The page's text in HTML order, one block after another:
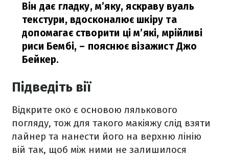
Він дає гладку, м’яку, яскраву вуаль
текстури, вдосконалює шкіру та
допомагає створити ці м’які, мрійливі
риси Бембі, – пояснює візажист Джо
Бейкер.
Підведіть вії
Відкрите око є основою лялькового
погляду, тож для такого макіяжу слід взяти
лайнер та нанести його на верхню лінію
вій так, щоб між ними не залишилося